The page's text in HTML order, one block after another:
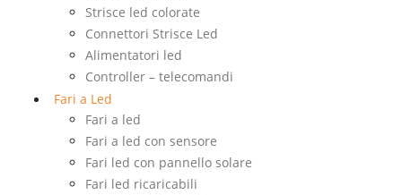
Strisce led colorate
Connettori Strisce Led
Alimentatori led
Controller – telecomandi
Fari a Led
Fari a led
Fari a led con sensore
Fari led con pannello solare
Fari led ricaricabili